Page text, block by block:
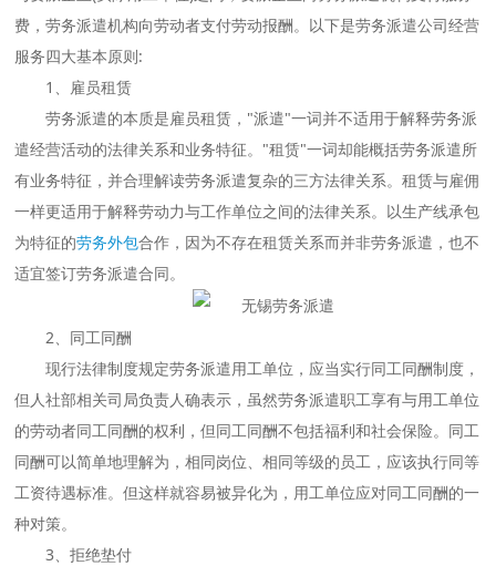
费，劳务派遣机构向劳动者支付劳动报酬。以下是劳务派遣公司经营
服务四大基本原则:
1、雇员租赁
劳务派遣的本质是雇员租赁，"派遣"一词并不适用于解释劳务派
遣经营活动的法律关系和业务特征。"租赁"一词却能概括劳务派遣所
有业务特征，并合理解读劳务派遣复杂的三方法律关系。租赁与雇佣
一样更适用于解释劳动力与工作单位之间的法律关系。以生产线承包
为特征的劳务外包合作，因为不存在租赁关系而并非劳务派遣，也不
适宜签订劳务派遣合同。
2、同工同酬
现行法律制度规定劳务派遣用工单位，应当实行同工同酬制度，
但人社部相关司局负责人确表示，虽然劳务派遣职工享有与用工单位
的劳动者同工同酬的权利，但同工同酬不包括福利和社会保险。同工
同酬可以简单地理解为，相同岗位、相同等级的员工，应该执行同等
工资待遇标准。但这样就容易被异化为，用工单位应对同工同酬的一
种对策。
3、拒绝垫付